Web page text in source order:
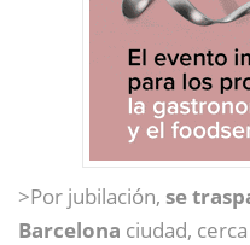
>Por jubilación, se
Barcelona ciudad,